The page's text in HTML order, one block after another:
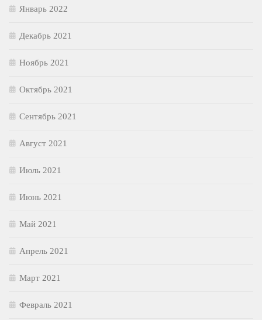
Январь 2022
Декабрь 2021
Ноябрь 2021
Октябрь 2021
Сентябрь 2021
Август 2021
Июль 2021
Июнь 2021
Май 2021
Апрель 2021
Март 2021
Февраль 2021